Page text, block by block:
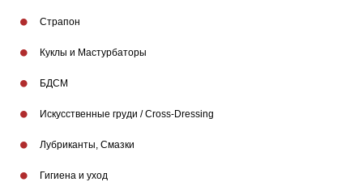
Страпон
Куклы и Мастурбаторы
БДСМ
Искусственные груди / Cross-Dressing
Лубриканты, Смазки
Гигиена и уход